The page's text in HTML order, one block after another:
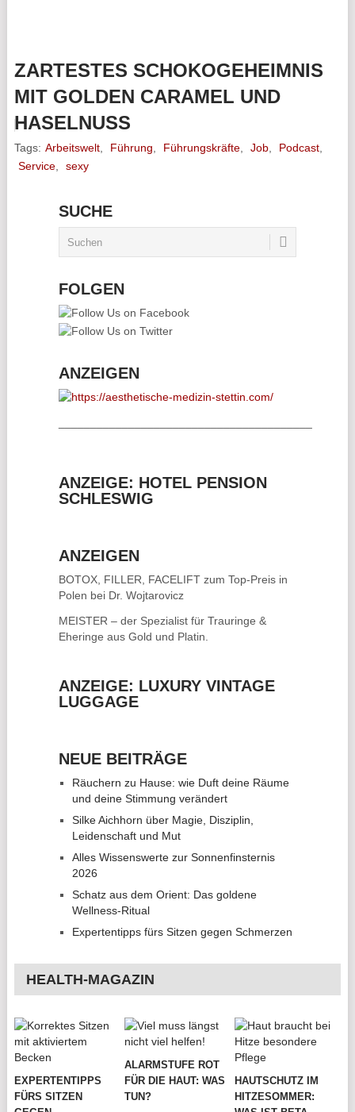
ZARTESTES SCHOKOGEHEIMNIS
MIT GOLDEN CARAMEL UND
HASELNUSS
Tags: Arbeitswelt, Führung, Führungskräfte, Job, Podcast,
Service, sexy
SUCHE
FOLGEN
ANZEIGEN
ANZEIGE: HOTEL PENSION
SCHLESWIG
ANZEIGEN
BOTOX, FILLER, FACELIFTzum Top-Preis in
Polen bei Dr. Wojtarovicz
MEISTER – der Spezialist für Trauringe &
Eheringe aus Gold und Platin.
ANZEIGE: LUXURY VINTAGE
LUGGAGE
NEUE BEITRÄGE
Räuchern zu Hause: wie Duft deine Räume
und deine Stimmung verändert
Silke Aichhorn über Magie, Disziplin,
Leidenschaft und Mut
Alles Wissenswerte zur Sonnenfinsternis
2026
Schatz aus dem Orient: Das goldene
Wellness-Ritual
Expertentipps fürs Sitzen gegen Schmerzen
HEALTH-MAGAZIN
EXPERTENTIPPS
FÜRS SITZEN
ALARMSTUFE ROT
FÜR DIE HAUT: WAS
TUN?
HAUTSCHUTZ IM
HITZESOMMER: